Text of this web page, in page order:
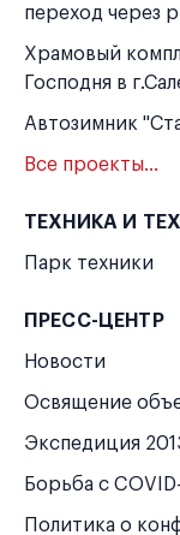
переход через
Храмовый
Господня в
Автозимник
Все проекты...
ТЕХНИКА И
Парк техники
ПРЕСС-ЦЕНТР
Новости
Освящение
Экспедиция
Борьба с
Политика о